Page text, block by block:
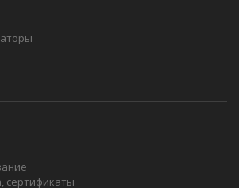
сертификаты